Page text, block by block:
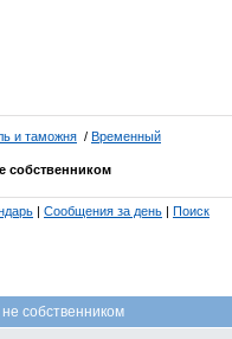
и таможня / Временный
собственником
| Сообщения за день | Поиск
собственником